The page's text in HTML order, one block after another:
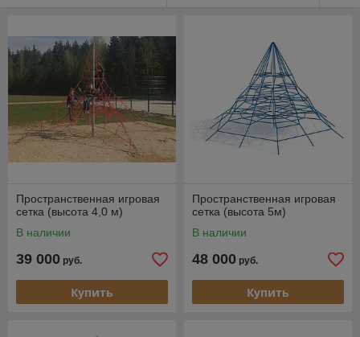
Пространственная игровая
сетка (высота 4,0 м)
В наличии
39 000 руб.
Купить
Пространственная игровая
сетка (высота 5м)
В наличии
48 000 руб.
Купить